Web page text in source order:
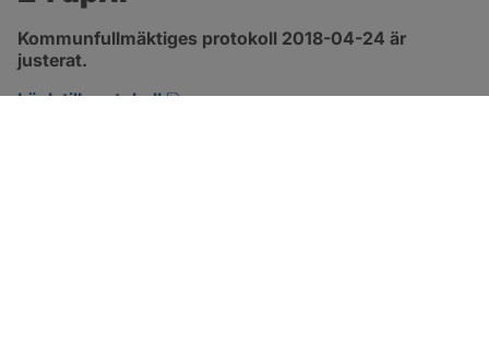
Kommunfullmäktiges protokoll 2018-04-24 är
justerat.
Länk till protokoll
pdf, 2.9 MB, öppnas i nytt fönster.